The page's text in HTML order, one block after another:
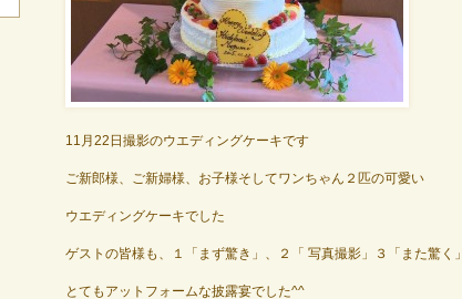
11月22日撮影のウエディングケーキです
ご新郎様、ご新婦様、お子様そしてワンちゃん２匹の可愛い
ウエディングケーキでした
ゲストの皆様も、１「まず驚き」、２「 写真撮影」３「また驚く」
とてもアットフォームな披露宴でした^^